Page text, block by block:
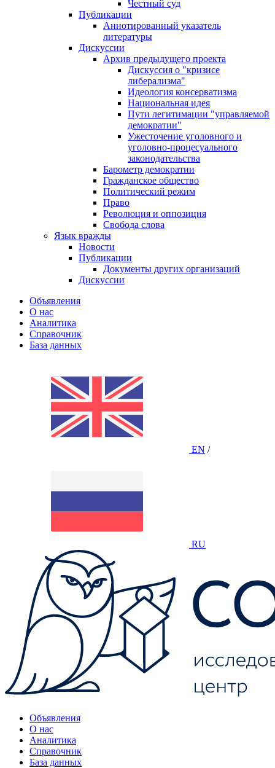
Честный суд
Публикации
Аннотированный указатель
литературы
Дискуссии
Архив предыдущего проекта
Дискуссия о "кризисе
либерализма"
Идеология консерватизма
Национальная идея
Пути легитимации "управляемой
демократии"
Ужесточение уголовного и
уголовно-процесуального
законодательства
Барометр демократии
Гражданское общество
Политический режим
Право
Революция и оппозиция
Свобода слова
Язык вражды
Новости
Публикации
Документы других организаций
Дискуссии
Объявления
О нас
Аналитика
Справочник
База данных
EN /
RU
Объявления
О нас
Аналитика
Справочник
База данных